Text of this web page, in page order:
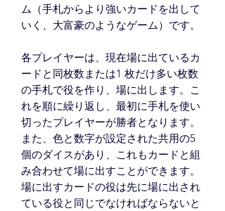
ム（手札からより強いカードを出して
いく、大富豪のようなゲーム）です。
各プレイヤーは、現在場に出ているカ
ードと同枚数または1 枚だけ多い枚数
の手札で役を作り、場に出します。こ
れを順に繰り返し、最初に手札を使い
切ったプレイヤーが勝者となります。
また、色と数字が設定された共用の5
個のダイスがあり、これもカードと組
み合わせて場に出すことができます。
場に出すカードの役は先に場に出され
ている役と同じでなければならないと